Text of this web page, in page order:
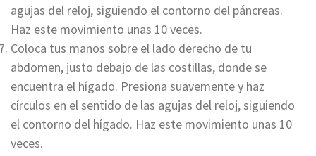
agujas del reloj, siguiendo el contorno del páncreas.
Haz este movimiento unas 10 veces.
Coloca tus manos sobre el lado derecho de tu
abdomen, justo debajo de las costillas, donde se
encuentra el hígado. Presiona suavemente y haz
círculos en el sentido de las agujas del reloj, siguiendo
el contorno del hígado. Haz este movimiento unas 10
veces.